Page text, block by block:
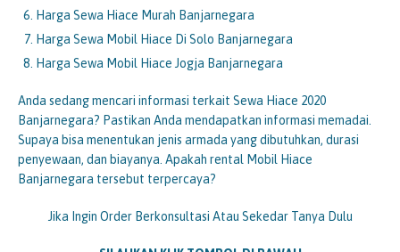
Harga Sewa Hiace Murah Banjarnegara
Harga Sewa Mobil Hiace Di Solo Banjarnegara
Harga Sewa Mobil Hiace Jogja Banjarnegara
Anda sedang mencari informasi terkait Sewa Hiace 2020
Banjarnegara? Pastikan Anda mendapatkan informasi memadai.
Supaya bisa menentukan jenis armada yang dibutuhkan, durasi
penyewaan, dan biayanya. Apakah rental Mobil Hiace
Banjarnegara tersebut terpercaya?
Jika Ingin Order Berkonsultasi Atau Sekedar Tanya Dulu